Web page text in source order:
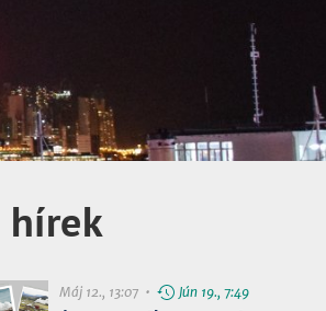
hírek
Máj 12., 13:07 • Jún 19., 7:49